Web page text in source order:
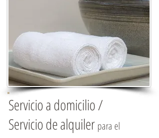
Servicio a domicilio /
Servicio de alquiler para el